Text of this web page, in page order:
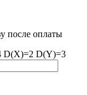
после оплаты
D(X)=2 D(Y)=3